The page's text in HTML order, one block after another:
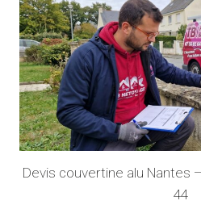
Devis couvertine alu Nantes
44